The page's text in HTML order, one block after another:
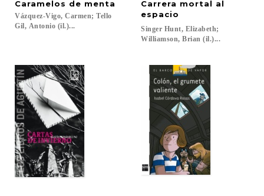
Caramelos de menta
Vázquez-Vigo, Carmen; Tello
Gil, Antonio (il.)...
Carrera mortal al
espacio
Singer Hunt, Elizabeth;
Williamson, Brian (il.)...